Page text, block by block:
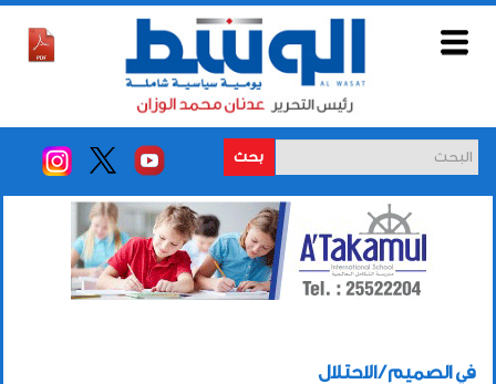
بحث
في الصميم / الاحتلال